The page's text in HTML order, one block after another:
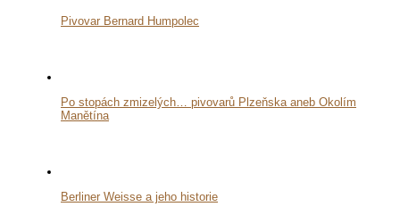
Pivovar Bernard Humpolec
Po stopách zmizelých… pivovarů Plzeňska aneb Okolím
Manětína
Berliner Weisse a jeho historie